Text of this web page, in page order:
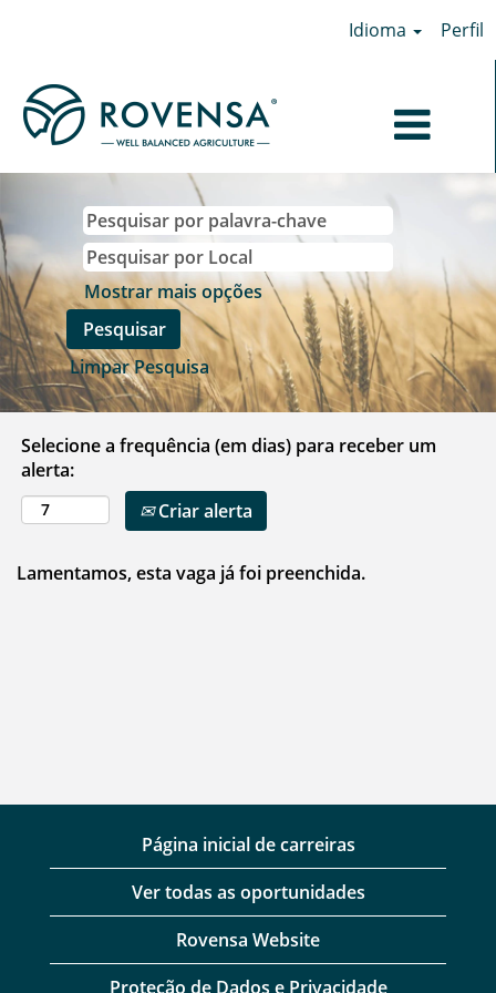
Idioma Perfil
Mostrar mais opções
Limpar Pesquisa
Selecione a frequência (em dias) para receber um
alerta:
Criar alerta
Lamentamos, esta vaga já foi preenchida.
Página inicial de carreiras
Ver todas as oportunidades
Rovensa Website
Proteção de Dados e Privacidade